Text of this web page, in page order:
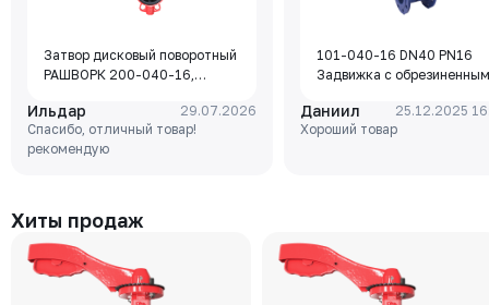
Затвор дисковый поворотный
РАШВОРК 200-040-16,
250 (GG25), диск - GJS-400-
15 (GGG40), уплотнение -
EPDM, М/Ф, рукоятка
Ильдар
29.07.2026
Спасибо, отличный товар!
рекомендую
101-040-16 DN40 PN16
Задвижка с обрезиненным
чугун, клин-EPDM,
Tmax=110°C Ф/Ф
Даниил
25.12.2025
Хороший товар
Хиты продаж